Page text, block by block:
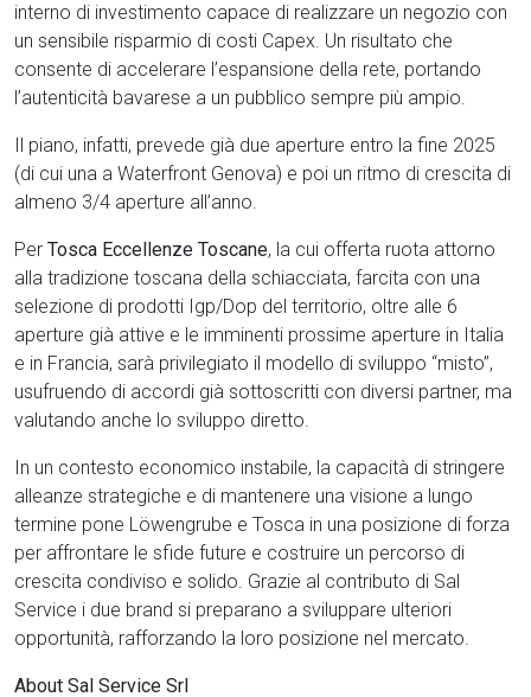
interno di investimento capace di realizzare un negozio con
un sensibile risparmio di costi Capex. Un risultato che
consente di accelerare l’espansione della rete, portando
l’autenticità bavarese a un pubblico sempre più ampio.
Il piano, infatti, prevede già due aperture entro la fine 2025
(di cui una a Waterfront Genova) e poi un ritmo di crescita di
almeno 3/4 aperture all’anno.
Per Tosca Eccellenze Toscane, la cui offerta ruota attorno
alla tradizione toscana della schiacciata, farcita con una
selezione di prodotti Igp/Dop del territorio, oltre alle 6
aperture già attive e le imminenti prossime aperture in Italia
e in Francia, sarà privilegiato il modello di sviluppo “misto”,
usufruendo di accordi già sottoscritti con diversi partner, ma
valutando anche lo sviluppo diretto.
In un contesto economico instabile, la capacità di stringere
alleanze strategiche e di mantenere una visione a lungo
termine pone Löwengrube e Tosca in una posizione di forza
per affrontare le sfide future e costruire un percorso di
crescita condiviso e solido. Grazie al contributo di Sal
Service i due brand si preparano a sviluppare ulteriori
opportunità, rafforzando la loro posizione nel mercato.
About Sal Service Srl